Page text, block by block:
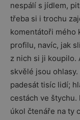
nespálí s jídlem,
třeba si i trochu
komentátoři mého
profilu, navíc, jak
z nich si ji koupilo.
skvělé jsou
padesát tisíc lidí;
cestách ve štychu.
úkol čtenáře na ty